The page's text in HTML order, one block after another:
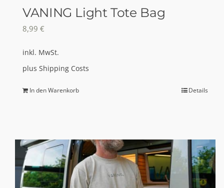
VANING Light Tote Bag
8,99 €
inkl. MwSt.
plus Shipping Costs
In den Warenkorb Details